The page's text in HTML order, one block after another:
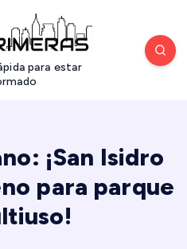
para estar
¡San Isidro
para parque